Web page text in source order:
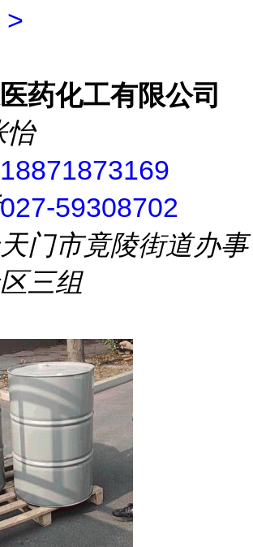
>
药化工有限公司
怡
18871873169
027-59308702
天门市竟陵街道办事
三组